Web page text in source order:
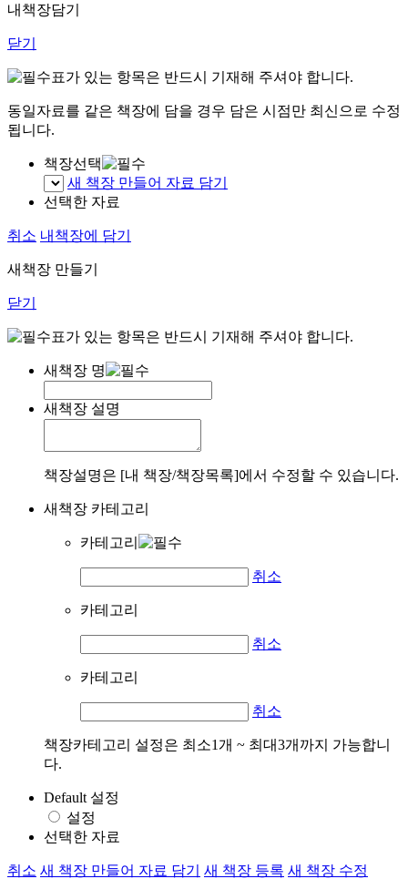
내책장담기
닫기
표가 있는 항목은 반드시 기재해 주셔야 합니다.
동일자료를 같은 책장에 담을 경우 담은 시점만 최신으로 수정
됩니다.
책장선택
새 책장 만들어 자료 담기
선택한 자료
취소 내책장에 담기
새책장 만들기
닫기
표가 있는 항목은 반드시 기재해 주셔야 합니다.
새책장 명
새책장 설명
책장설명은 [내 책장/책장목록]에서 수정할 수 있습니다.
새책장 카테고리
카테고리
취소
카테고리
취소
카테고리
취소
책장카테고리 설정은 최소1개 ~ 최대3개까지 가능합니
다.
Default 설정
설정
선택한 자료
취소 새 책장 만들어 자료 담기 새 책장 등록 새 책장 수정